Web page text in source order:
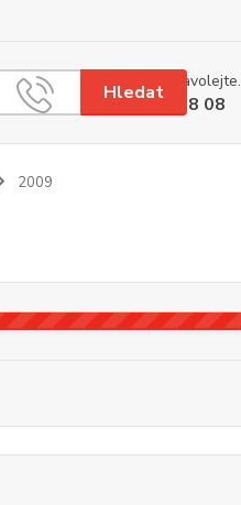
Hledat
Nevíte si rady? Zavolejte.
+420 608 08 18 08
2009